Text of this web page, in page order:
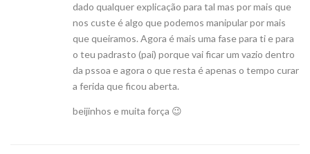
dado qualquer explicação para tal mas por mais que
nos custe é algo que podemos manipular por mais
que queiramos. Agora é mais uma fase para ti e para
o teu padrasto (pai) porque vai ficar um vazio dentro
da pssoa e agora o que resta é apenas o tempo curar
a ferida que ficou aberta.
beijinhos e muita força 😉